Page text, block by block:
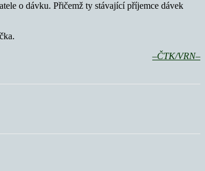
o dávku. Přičemž ty stávající příjemce dávek
–ČTK/VRN–